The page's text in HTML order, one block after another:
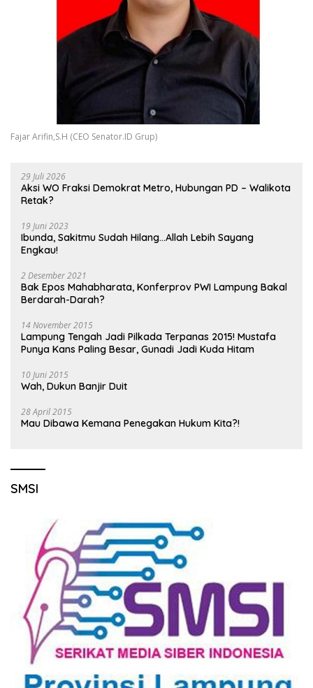
Fajar Arifin,S.H (CEO Senator.ID Grup)
29 Juli 2026
Aksi WO Fraksi Demokrat Metro, Hubungan PD – Walikota
Retak?
19 Juni 2023
Ibunda, Sakitmu Sudah Hilang…Allah Lebih Sayang
Engkau!
2 Desember 2021
Bak Epos Mahabharata, Konferprov PWI Lampung Bakal
Berdarah-Darah?
14 November 2015
Lampung Tengah Jadi Pilkada Terpanas 2015! Mustafa
Punya Kans Paling Besar, Gunadi Jadi Kuda Hitam
10 Juni 2015
Wah, Dukun Banjir Duit
28 April 2015
Mau Dibawa Kemana Penegakan Hukum Kita?!
SMSI